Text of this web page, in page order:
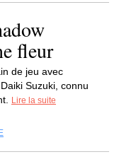
fleur
de jeu avec
Suzuki, connu
Lire la suite